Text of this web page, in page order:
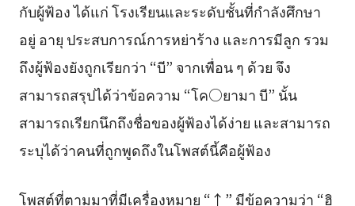
กับผู้ฟ้อง ได้แก่ โรงเรียนและระดับชั้นที่กำลังศึกษา
อยู่ อายุ ประสบการณ์การหย่าร้าง และการมีลูก รวม
ถึงผู้ฟ้องยังถูกเรียกว่า “บี” จากเพื่อน ๆ ด้วย จึง
สามารถสรุปได้ว่าข้อความ “โค○ยามา บี” นั้น
สามารถเรียกนึกถึงชื่อของผู้ฟ้องได้ง่าย และสามารถ
ระบุได้ว่าคนที่ถูกพูดถึงในโพสต์นี้คือผู้ฟ้อง
โพสต์ที่ตามมาที่มีเครื่องหมาย “↑” มีข้อความว่า “ฮิ